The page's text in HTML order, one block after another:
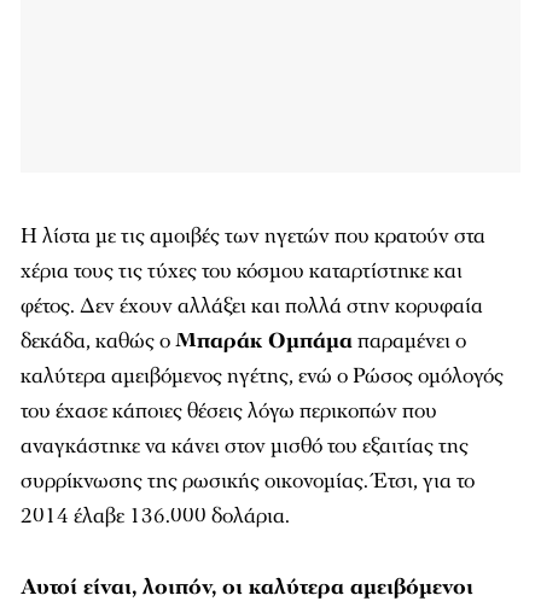
Η λίστα με τις αμοιβές των ηγετών που κρατούν στα
χέρια τους τις τύχες του κόσμου καταρτίστηκε και
φέτος. Δεν έχουν αλλάξει και πολλά στην κορυφαία
δεκάδα, καθώς οΜπαράκ Ομπάμαπαραμένει ο
καλύτερα αμειβόμενος ηγέτης, ενώ ο Ρώσος ομόλογός
του έχασε κάποιες θέσεις λόγω περικοπών που
αναγκάστηκε να κάνει στον μισθό του εξαιτίας της
συρρίκνωσης της ρωσικής οικονομίας. Έτσι, για το
2014 έλαβε 136.000 δολάρια.
Αυτοί είναι, λοιπόν, οι καλύτερα αμειβόμενοι